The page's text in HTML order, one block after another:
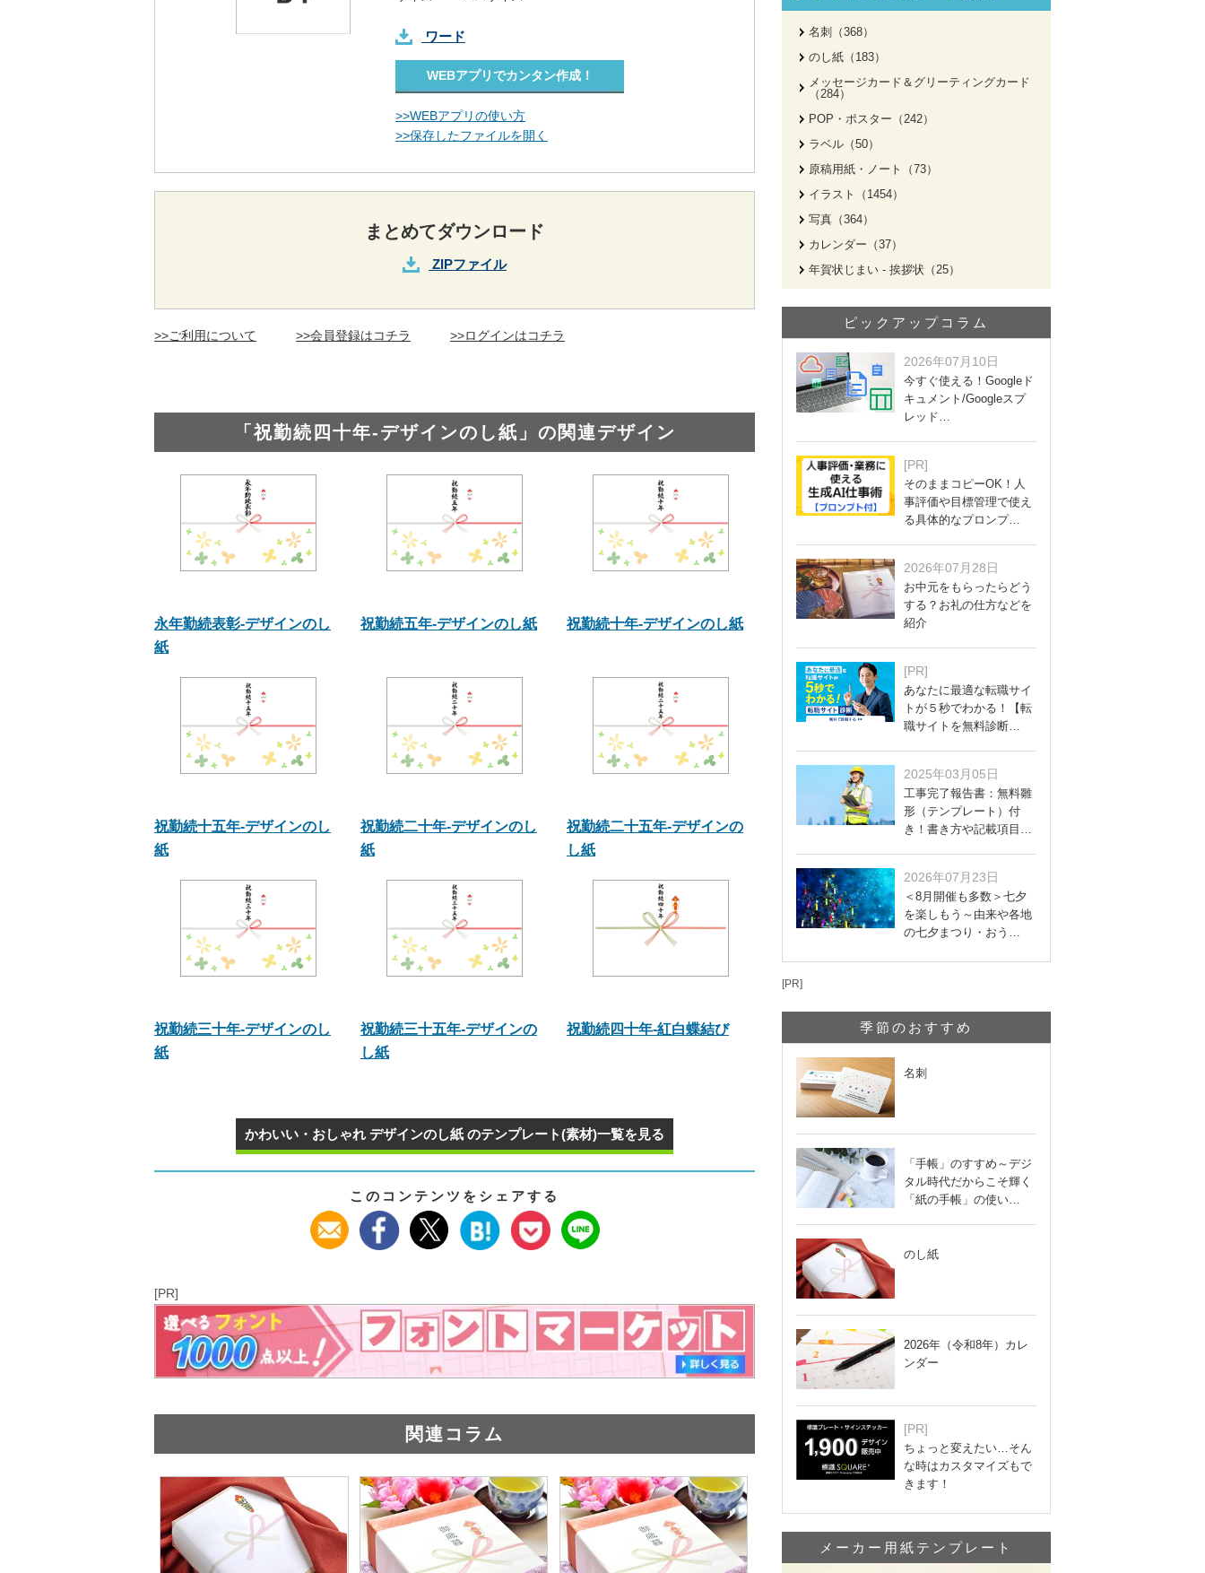
ワード
WEBアプリでカンタン作成！
>>WEBアプリの使い方
>>保存したファイルを開く
まとめてダウンロード
ZIPファイル
>>ご利用について >>会員登録はコチラ >>ログインはコチラ
「祝勤続四十年-デザインのし紙」の関連デザイン
永年勤続表彰-デザインのし
紙
祝勤続五年-デザインのし紙 祝勤続十年-デザインのし紙
祝勤続十五年-デザインのし
紙
祝勤続二十年-デザインのし
紙
祝勤続二十五年-デザインの
し紙
祝勤続三十年-デザインのし
紙
祝勤続三十五年-デザインの
し紙
祝勤続四十年-紅白蝶結び
かわいい・おしゃれ デザインのし紙 のテンプレート(素材)一覧を見る
このコンテンツをシェアする
[PR]
関連コラム
名刺（368）
のし紙（183）
メッセージカード＆グリーティングカード
（284）
POP・ポスター（242）
ラベル（50）
原稿用紙・ノート（73）
イラスト（1454）
写真（364）
カレンダー（37）
年賀状じまい - 挨拶状（25）
ピックアップコラム
2026年07月10日
今すぐ使える！Googleド
キュメント/Googleスプ
レッド…
[PR]
そのままコピーOK！人
事評価や目標管理で使え
る具体的なプロンプ…
2026年07月28日
お中元をもらったらどう
する？お礼の仕方などを
紹介
[PR]
あなたに最適な転職サイ
トが５秒でわかる！【転
職サイトを無料診断…
2025年03月05日
工事完了報告書：無料雛
形（テンプレート）付
き！書き方や記載項目…
2026年07月23日
＜8月開催も多数＞七夕
を楽しもう～由来や各地
の七夕まつり・おう…
[PR]
季節のおすすめ
名刺
「手帳」のすすめ～デジ
タル時代だからこそ輝く
「紙の手帳」の使い…
のし紙
2026年（令和8年）カレ
ンダー
[PR]
ちょっと変えたい…そん
な時はカスタマイズもで
きます！
メーカー用紙テンプレート